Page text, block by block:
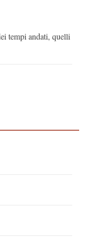
tempi andati, quelli